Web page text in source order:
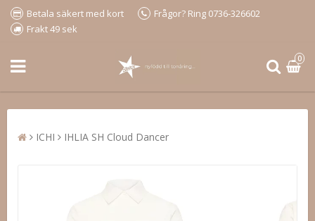
Betala säkert med kort
Frågor? Ring 0736-326602
Frakt 49 sek
0
ICHI IHLIA SH Cloud Dancer